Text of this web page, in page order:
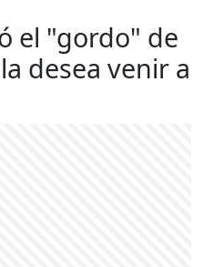
el "gordo" de
desea venir a